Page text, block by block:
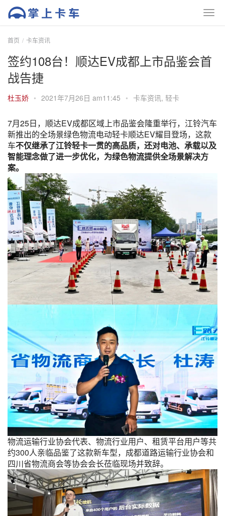
首页 卡车资讯
签约108台！顺达EV成都上市品鉴会首
战告捷
杜玉娇 • 2021年7月26日 am11:45 • 卡车资讯, 轻卡
7月25日，顺达EV成都区域上市品鉴会隆重举行，江铃汽车
新推出的全场景绿色物流电动轻卡顺达EV耀目登场，这款
车不仅继承了江铃轻卡一贯的高品质，还对电池、承载以及
智能理念做了进一步优化，为绿色物流提供全场景解决方
案。
物流运输行业协会代表、物流行业用户、租赁平台用户等共
约300人亲临品鉴了这款新车型，成都道路运输行业协会和
四川省物流商会等协会会长莅临现场并致辞。